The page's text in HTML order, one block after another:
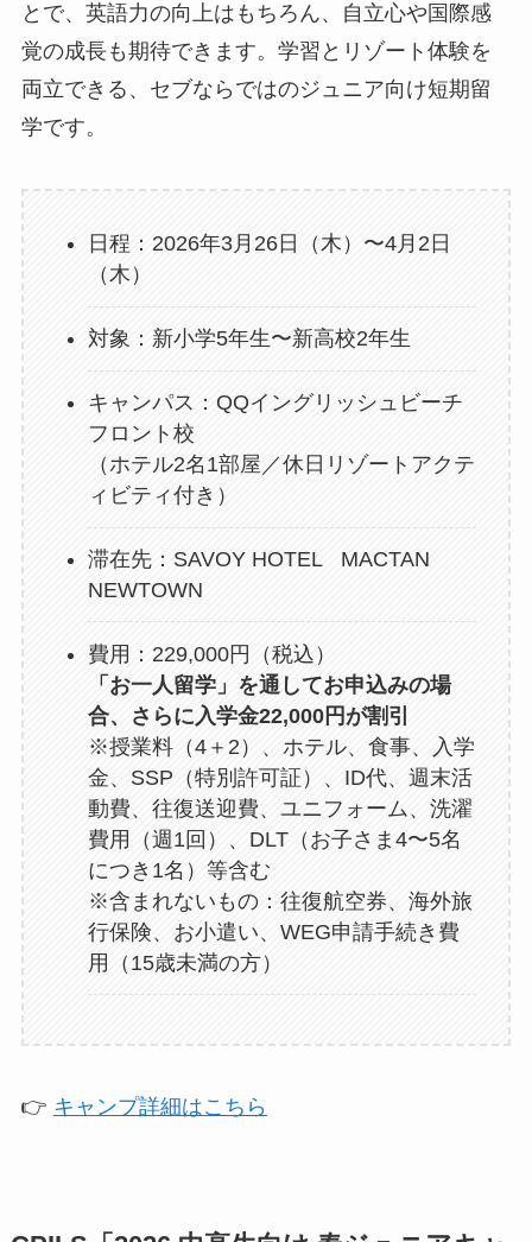
とで、英語力の向上はもちろん、自立心や国際感
覚の成長も期待できます。学習とリゾート体験を
両立できる、セブならではのジュニア向け短期留
学です。
日程：2026年3月26日（木）〜4月2日
（木）
対象：新小学5年生〜新高校2年生
キャンパス：QQイングリッシュビーチ
フロント校
（ホテル2名1部屋／休日リゾートアクテ
ィビティ付き）
滞在先：SAVOY HOTEL MACTAN
NEWTOWN
費用：229,000円（税込）
「お一人留学」を通してお申込みの場
合、さらに入学金22,000円が割引
※授業料（4＋2）、ホテル、食事、入学
金、SSP（特別許可証）、ID代、週末活
動費、往復送迎費、ユニフォーム、洗濯
費用（週1回）、DLT（お子さま4〜5名
につき1名）等含む
※含まれないもの：往復航空券、海外旅
行保険、お小遣い、WEG申請手続き費
用（15歳未満の方）
👉 キャンプ詳細はこちら